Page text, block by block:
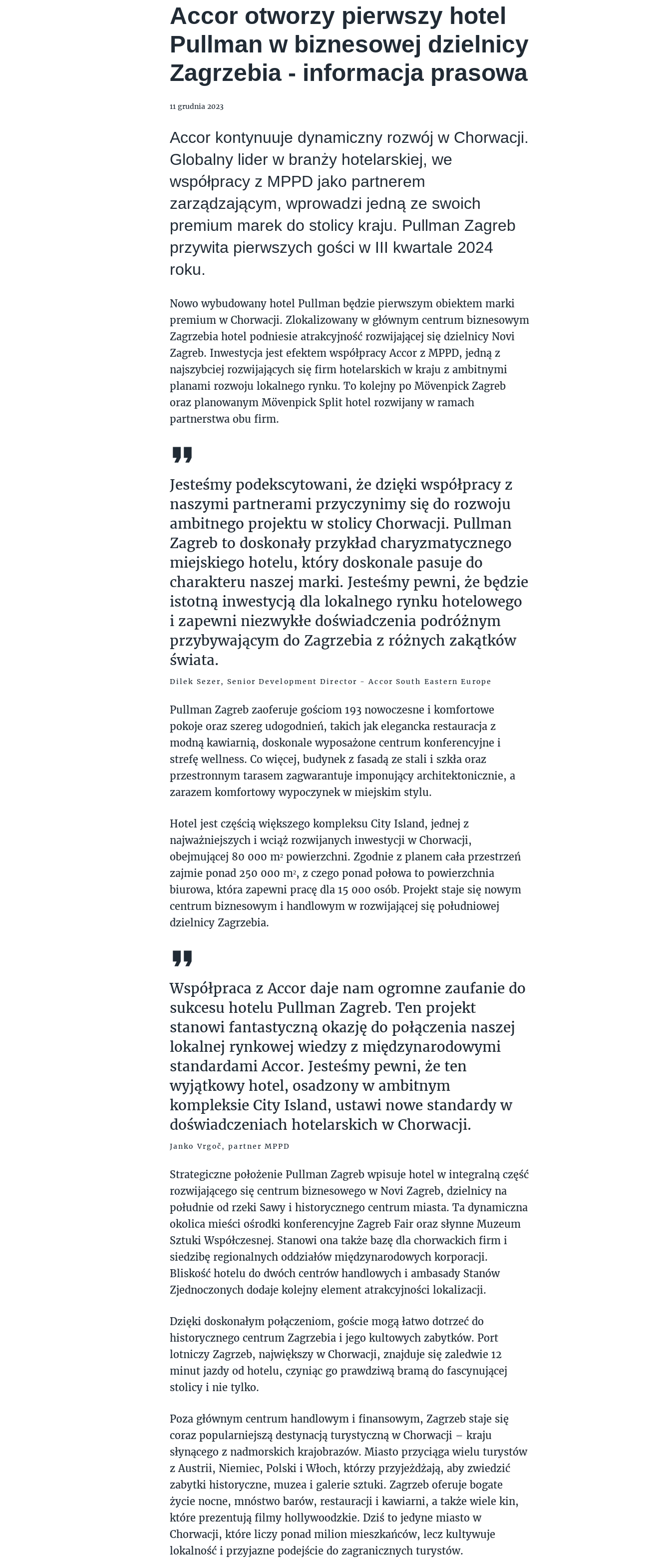
THE MAGNUM ICE CREAM COMPANY
Accor otworzy pierwszy hotel
Pullman w biznesowej dzielnicy
Zagrzebia - informacja prasowa
11 grudnia 2023
Accor kontynuuje dynamiczny rozwój w Chorwacji.
Globalny lider w branży hotelarskiej, we
współpracy z MPPD jako partnerem
zarządzającym, wprowadzi jedną ze swoich
premium marek do stolicy kraju. Pullman Zagreb
przywita pierwszych gości w III kwartale 2024
roku.
Nowo wybudowany hotel Pullman będzie pierwszym obiektem marki
premium w Chorwacji. Zlokalizowany w głównym centrum biznesowym
Zagrzebia hotel podniesie atrakcyjność rozwijającej się dzielnicy Novi
Zagreb. Inwestycja jest efektem współpracy Accor z MPPD, jedną z
najszybciej rozwijających się firm hotelarskich w kraju z ambitnymi
planami rozwoju lokalnego rynku. To kolejny po Mövenpick Zagreb
oraz planowanym Mövenpick Split hotel rozwijany w ramach
partnerstwa obu firm.
Jesteśmy podekscytowani, że dzięki współpracy z
naszymi partnerami przyczynimy się do rozwoju
ambitnego projektu w stolicy Chorwacji. Pullman
Zagreb to doskonały przykład charyzmatycznego
miejskiego hotelu, który doskonale pasuje do
charakteru naszej marki. Jesteśmy pewni, że będzie
istotną inwestycją dla lokalnego rynku hotelowego
i zapewni niezwykłe doświadczenia podróżnym
przybywającym do Zagrzebia z różnych zakątków
świata.
Dilek Sezer, Senior Development Director - Accor South Eastern Europe
Pullman Zagreb zaoferuje gościom 193 nowoczesne i komfortowe
pokoje oraz szereg udogodnień, takich jak elegancka restauracja z
modną kawiarnią, doskonale wyposażone centrum konferencyjne i
strefę wellness. Co więcej, budynek z fasadą ze stali i szkła oraz
przestronnym tarasem zagwarantuje imponujący architektonicznie, a
zarazem komfortowy wypoczynek w miejskim stylu.
Hotel jest częścią większego kompleksu City Island, jednej z
najważniejszych i wciąż rozwijanych inwestycji w Chorwacji,
obejmującej 80 000 m² powierzchni. Zgodnie z planem cała przestrzeń
zajmie ponad 250 000 m², z czego ponad połowa to powierzchnia
biurowa, która zapewni pracę dla 15 000 osób. Projekt staje się nowym
centrum biznesowym i handlowym w rozwijającej się południowej
dzielnicy Zagrzebia.
Współpraca z Accor daje nam ogromne zaufanie do
sukcesu hotelu Pullman Zagreb. Ten projekt
stanowi fantastyczną okazję do połączenia naszej
lokalnej rynkowej wiedzy z międzynarodowymi
standardami Accor. Jesteśmy pewni, że ten
wyjątkowy hotel, osadzony w ambitnym
kompleksie City Island, ustawi nowe standardy w
doświadczeniach hotelarskich w Chorwacji.
Janko Vrgoč, partner MPPD
Strategiczne położenie Pullman Zagreb wpisuje hotel w integralną część
rozwijającego się centrum biznesowego w Novi Zagreb, dzielnicy na
południe od rzeki Sawy i historycznego centrum miasta. Ta dynamiczna
okolica mieści ośrodki konferencyjne Zagreb Fair oraz słynne Muzeum
Sztuki Współczesnej. Stanowi ona także bazę dla chorwackich firm i
siedzibę regionalnych oddziałów międzynarodowych korporacji.
Bliskość hotelu do dwóch centrów handlowych i ambasady Stanów
Zjednoczonych dodaje kolejny element atrakcyjności lokalizacji.
Dzięki doskonałym połączeniom, goście mogą łatwo dotrzeć do
historycznego centrum Zagrzebia i jego kultowych zabytków. Port
lotniczy Zagrzeb, największy w Chorwacji, znajduje się zaledwie 12
minut jazdy od hotelu, czyniąc go prawdziwą bramą do fascynującej
stolicy i nie tylko.
Poza głównym centrum handlowym i finansowym, Zagrzeb staje się
coraz popularniejszą destynacją turystyczną w Chorwacji – kraju
słynącego z nadmorskich krajobrazów. Miasto przyciąga wielu turystów
z Austrii, Niemiec, Polski i Włoch, którzy przyjeżdżają, aby zwiedzić
zabytki historyczne, muzea i galerie sztuki. Zagrzeb oferuje bogate
życie nocne, mnóstwo barów, restauracji i kawiarni, a także wiele kin,
które prezentują filmy hollywoodzkie. Dziś to jedyne miasto w
Chorwacji, które liczy ponad milion mieszkańców, lecz kultywuje
lokalność i przyjazne podejście do zagranicznych turystów.